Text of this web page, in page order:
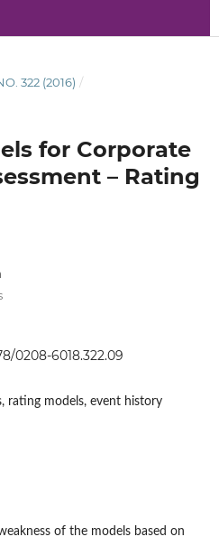
322 (2016) /
for Corporate
– Rating
0208-6018.322.09
rating models, event history
of the models based on